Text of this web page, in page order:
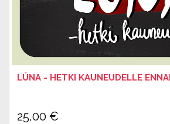
LÚNA - HETKI KAUNEUDELLE
25,00 €